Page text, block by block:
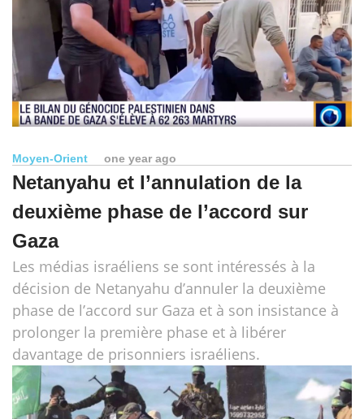
Moyen-Orient one year ago
Netanyahu et l’annulation de la
deuxième phase de l’accord sur
Gaza
Les médias israéliens se sont intéressés à la
décision de Netanyahu d’annuler la deuxième
phase de l’accord sur Gaza et à son insistance à
prolonger la première phase et à libérer
davantage de prisonniers israéliens.